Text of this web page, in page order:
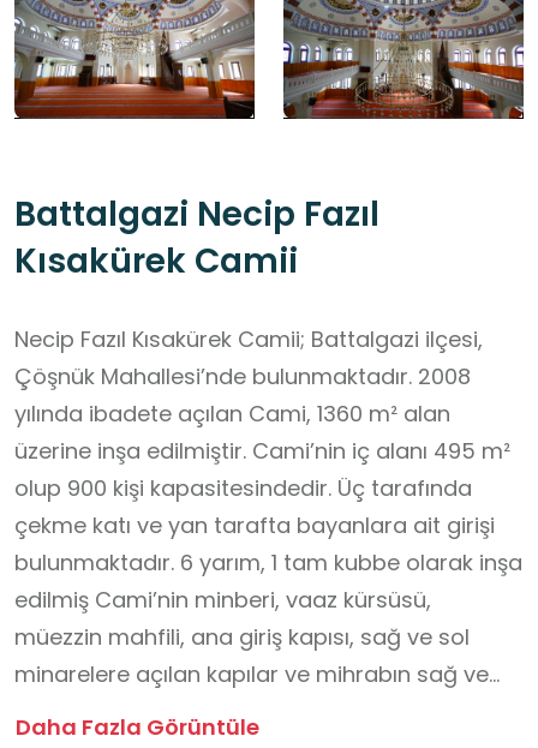
Battalgazi Necip Fazıl
Kısakürek Camii
Necip Fazıl Kısakürek Camii; Battalgazi ilçesi,
Çöşnük Mahallesi’nde bulunmaktadır. 2008
yılında ibadete açılan Cami, 1360 m² alan
üzerine inşa edilmiştir. Cami’nin iç alanı 495 m²
olup 900 kişi kapasitesindedir. Üç tarafında
çekme katı ve yan tarafta bayanlara ait girişi
bulunmaktadır. 6 yarım, 1 tam kubbe olarak inşa
edilmiş Cami’nin minberi, vaaz kürsüsü,
müezzin mahfili, ana giriş kapısı, sağ ve sol
minarelere açılan kapılar ve mihrabın sağ ve
sol taraflarında bulunan kitaplıklar işlemeli
Daha Fazla Görüntüle